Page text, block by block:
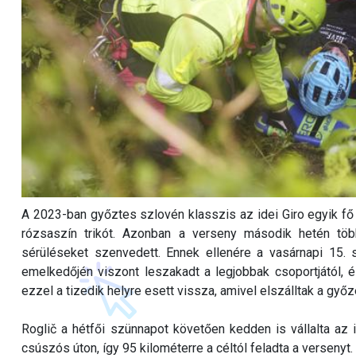
A 2023-ban győztes szlovén klasszis az idei Giro egyik
rózsaszín trikót. Azonban a verseny második hetén
sérüléseket szenvedett. Ennek ellenére a vasárnapi
emelkedőjén viszont leszakadt a legjobbak csoportjától,
ezzel a tizedik helyre esett vissza, amivel elszálltak a
Roglič a hétfői szünnapot követően kedden is vállalta
csúszós úton, így 95 kilométerre a céltól feladta a versenyt.